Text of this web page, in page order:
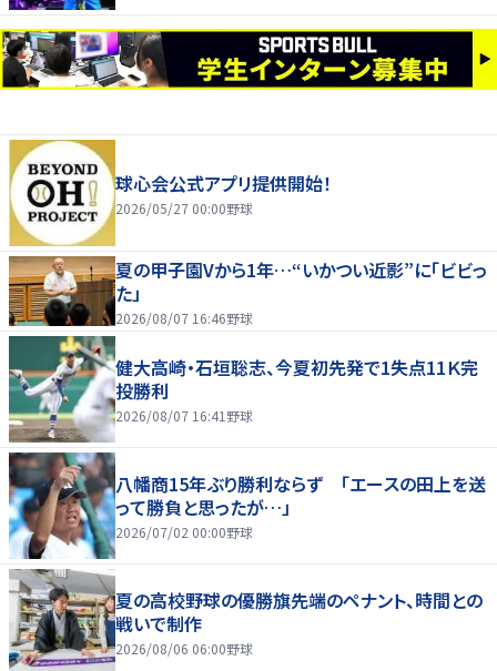
球心会公式アプリ提供開始！
2026/05/27 00:00野球
夏の甲子園Vから1年…“いかつい近影”に「ビビっ
た」
2026/08/07 16:46野球
健大高崎・石垣聡志、今夏初先発で1失点11Ｋ完
投勝利
2026/08/07 16:41 野球
八幡商15年ぶり勝利ならず 「エースの田上を送
って勝負と思ったが…」
2026/07/02 00:00野球
夏の高校野球の優勝旗先端のペナント、時間との
戦いで制作
2026/08/06 06:00野球